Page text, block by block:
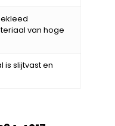
van hoge
is slijtvast en